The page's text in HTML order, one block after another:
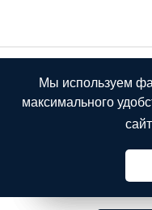
Мы используем
максимального
Русский
Русский
Русский